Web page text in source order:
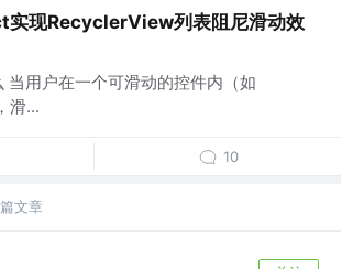
现RecyclerView列表阻尼滑动效
当用户在一个可滑动的控件内（如
滑...
10
文章